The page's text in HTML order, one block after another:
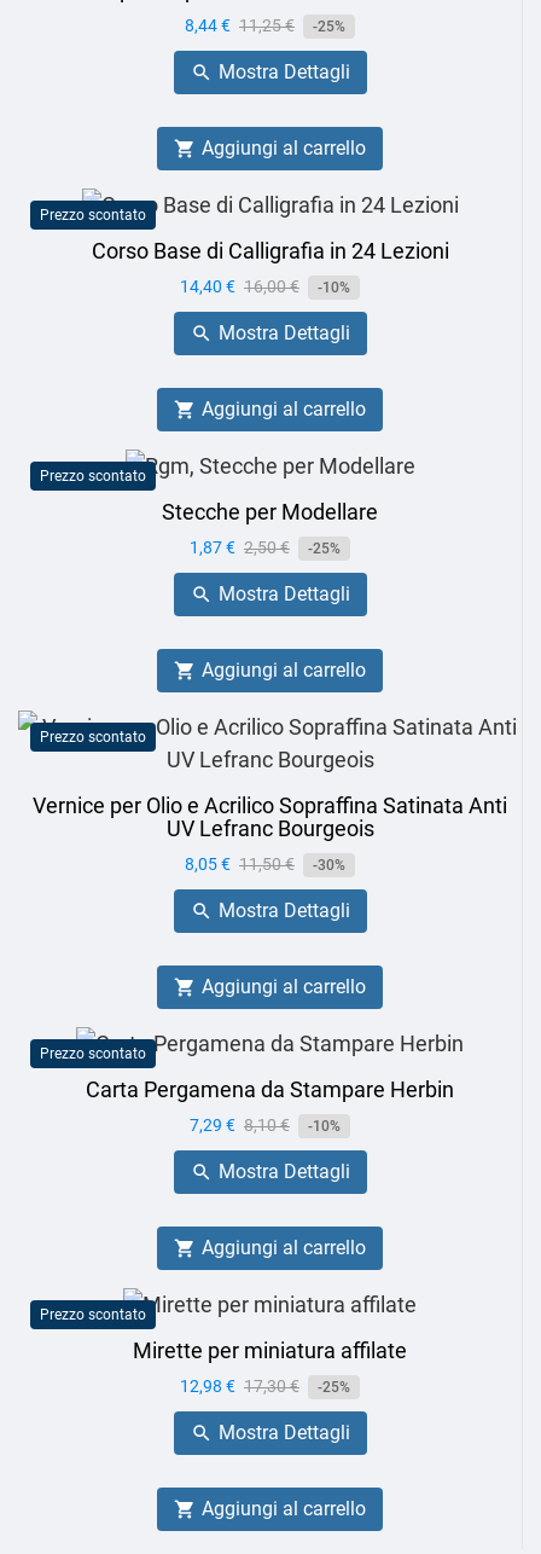
Prezzo
8,44 € Prezzo
base
11,25 € -25%
 Mostra Dettagli
 Aggiungi al carrello
Prezzo scontato
Corso Base di Calligrafia in 24 Lezioni
Prezzo
14,40 € Prezzo
base
16,00 € -10%
 Mostra Dettagli
 Aggiungi al carrello
Prezzo scontato
Stecche per Modellare
Prezzo
1,87 € Prezzo
base
2,50 € -25%
 Mostra Dettagli
 Aggiungi al carrello
Prezzo scontato
Vernice per Olio e Acrilico Sopraffina Satinata Anti
UV Lefranc Bourgeois
Prezzo
8,05 € Prezzo
base
11,50 € -30%
 Mostra Dettagli
 Aggiungi al carrello
Prezzo scontato
Carta Pergamena da Stampare Herbin
Prezzo
7,29 € Prezzo
base
8,10 € -10%
 Mostra Dettagli
 Aggiungi al carrello
Prezzo scontato
Mirette per miniatura affilate
Prezzo
12,98 € Prezzo
base
17,30 € -25%
 Mostra Dettagli
 Aggiungi al carrello